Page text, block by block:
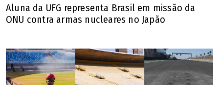
Aluna da UFG representa Brasil em missão da
ONU contra armas nucleares no Japão